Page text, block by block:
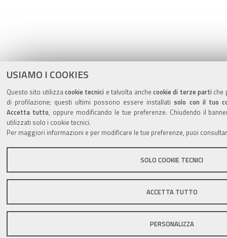
USIAMO I COOKIES
Questo sito utilizzacookie tecnici e talvolta anche cookie di terze parti che
di profilazione; questi ultimi possono essere installatisolo con il tuo
Accetta tutto, oppure modificando le tue preferenze. Chiudendo il
utilizzati solo i cookie tecnici.
Per maggiori informazioni e per modificare le tue preferenze, puoi
SOLO COOKIE TECNICI
ACCETTA TUTTO
PERSONALIZZA